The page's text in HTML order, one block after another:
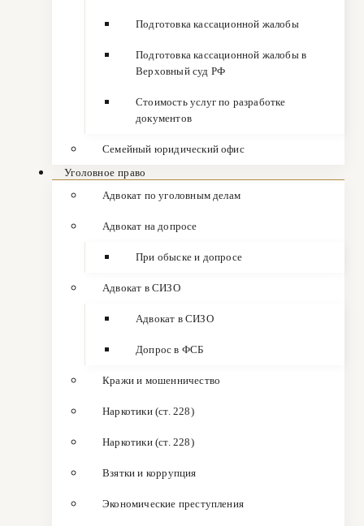
Подготовка кассационной жалобы
Подготовка кассационной жалобы в
Верховный суд РФ
Стоимость услуг по разработке
документов
Семейный юридический офис
Уголовное право
Адвокат по уголовным делам
Адвокат на допросе
При обыске и допросе
Адвокат в СИЗО
Адвокат в СИЗО
Допрос в ФСБ
Кражи и мошенничество
Наркотики (ст. 228)
Наркотики (ст. 228)
Взятки и коррупция
Экономические преступления